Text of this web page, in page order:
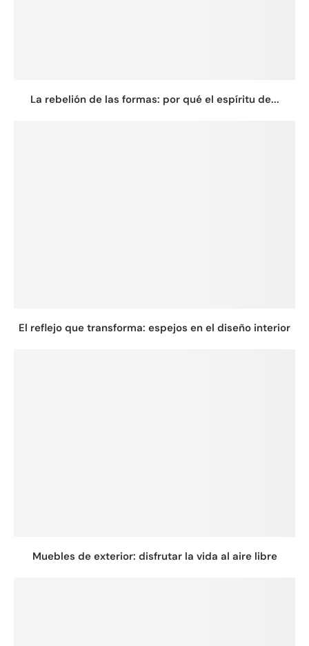
La rebelión de las formas: por qué el espíritu de...
El reflejo que transforma: espejos en el diseño interior
Muebles de exterior: disfrutar la vida al aire libre